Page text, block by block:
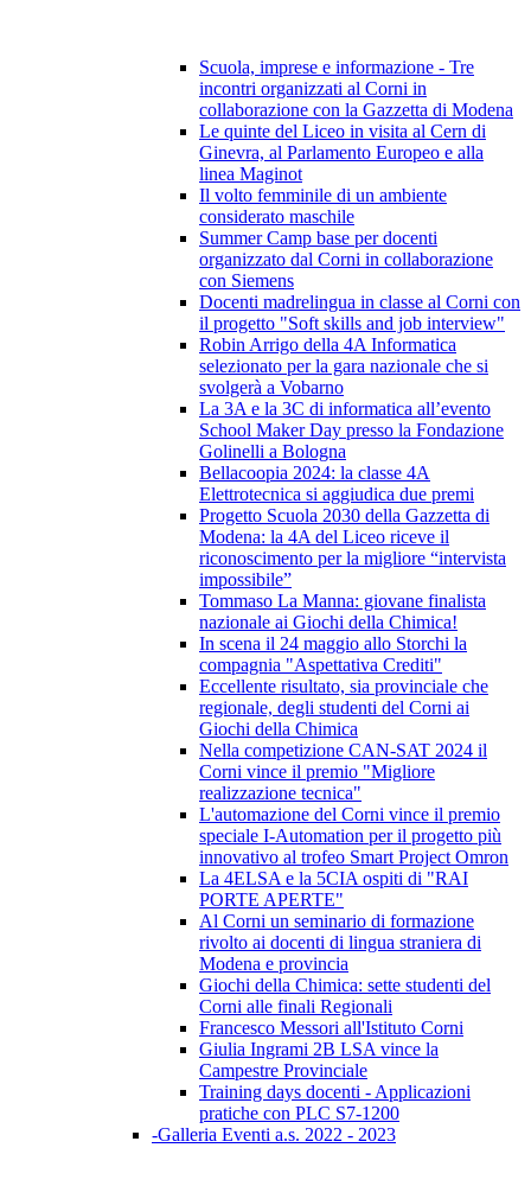
Scuola, imprese e informazione - Tre
incontri organizzati al Corni in
collaborazione con la Gazzetta di Modena
Le quinte del Liceo in visita al Cern di
Ginevra, al Parlamento Europeo e alla
linea Maginot
Il volto femminile di un ambiente
considerato maschile
Summer Camp base per docenti
organizzato dal Corni in collaborazione
con Siemens
Docenti madrelingua in classe al Corni con
il progetto "Soft skills and job interview"
Robin Arrigo della 4A Informatica
selezionato per la gara nazionale che si
svolgerà a Vobarno
La 3A e la 3C di informatica all’evento
School Maker Day presso la Fondazione
Golinelli a Bologna
Bellacoopia 2024: la classe 4A
Elettrotecnica si aggiudica due premi
Progetto Scuola 2030 della Gazzetta di
Modena: la 4A del Liceo riceve il
riconoscimento per la migliore “intervista
impossibile”
Tommaso La Manna: giovane finalista
nazionale ai Giochi della Chimica!
In scena il 24 maggio allo Storchi la
compagnia "Aspettativa Crediti"
Eccellente risultato, sia provinciale che
regionale, degli studenti del Corni ai
Giochi della Chimica
Nella competizione CAN-SAT 2024 il
Corni vince il premio "Migliore
realizzazione tecnica"
L'automazione del Corni vince il premio
speciale I-Automation per il progetto più
innovativo al trofeo Smart Project Omron
La 4ELSA e la 5CIA ospiti di "RAI
PORTE APERTE"
Al Corni un seminario di formazione
rivolto ai docenti di lingua straniera di
Modena e provincia
Giochi della Chimica: sette studenti del
Corni alle finali Regionali
Francesco Messori all'Istituto Corni
Giulia Ingrami 2B LSA vince la
Campestre Provinciale
Training days docenti - Applicazioni
pratiche con PLC S7-1200
-Galleria Eventi a.s. 2022 - 2023